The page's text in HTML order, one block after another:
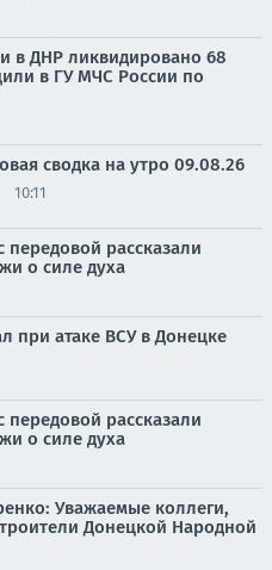
в ДНР ликвидировано 68
в ГУ МЧС России по
сводка на утро 09.08.26
10:11
передовой рассказали
о силе духа
при атаке ВСУ в Донецке
передовой рассказали
о силе духа
Уважаемые коллеги,
Донецкой Народной